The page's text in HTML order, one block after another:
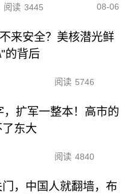
阅读 3445 08-06
来安全？美核潜光鲜
的背后
阅读 5746
，扩军一整本！高市的
东大
阅读 4840
门，中国人就翻墙，布